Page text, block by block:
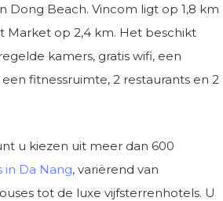
Dong Beach. Vincom ligt op 1,8 km
Market op 2,4 km. Het beschikt
kamers, gratis wifi, een
fitnessruimte, 2 restaurants en 2
u kiezen uit meer dan 600
in Da Nang, variërend van
tot de luxe vijfsterrenhotels. U